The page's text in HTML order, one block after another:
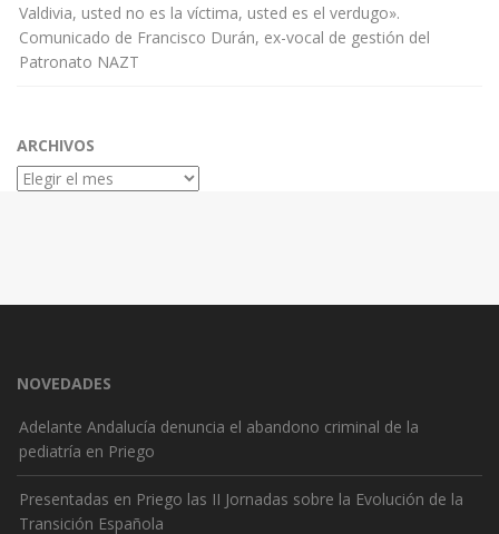
Valdivia, usted no es la víctima, usted es el verdugo».
Comunicado de Francisco Durán, ex-vocal de gestión del
Patronato NAZT
ARCHIVOS
Archivos
NOVEDADES
Adelante Andalucía denuncia el abandono criminal de la
pediatría en Priego
Presentadas en Priego las II Jornadas sobre la Evolución de la
Transición Española